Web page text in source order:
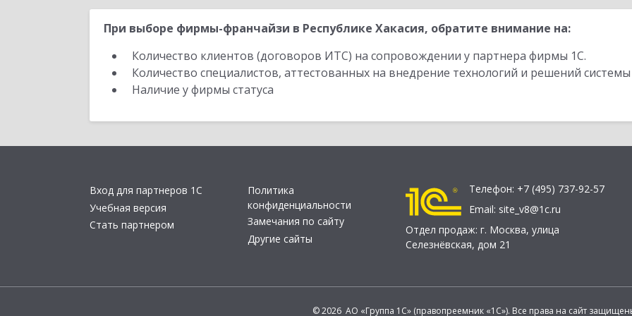
При выборе фирмы-франчайзи в Республике Хакасия, обратите внимание на:
Количество клиентов (договоров ИТС) на сопровождении у партнера фирмы 1С.
Количество специалистов, аттестованных на внедрение технологий и решений
Наличие у фирмы статуса
Вход для партнеров 1С
Учебная версия
Стать партнером
Политика
конфиденциальности
Замечания по сайту
Другие сайты
Телефон: +7 (495) 737-92-57
Email: site_v8@1c.ru
Отдел продаж: г. Москва, улица
Селезнёвская, дом 21
© 2026 АО «Группа 1С» (правопреемник «1С»). Все права на сайт